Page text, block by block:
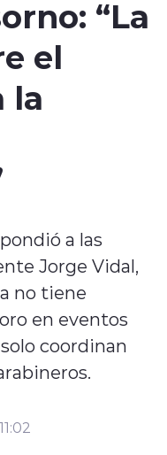
“La
el
la
a las
Jorge Vidal,
no tiene
en eventos
coordinan
11:02